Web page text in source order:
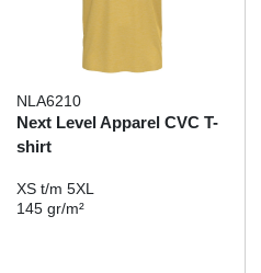
NLA6210
Next Level Apparel CVC T-
shirt
XS t/m 5XL
145 gr/m²